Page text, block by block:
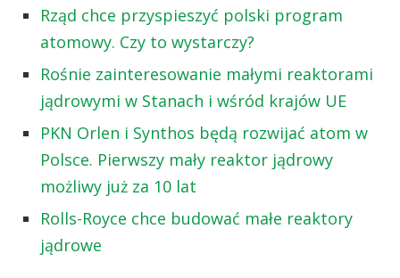
Rząd chce przyspieszyć polski program
atomowy. Czy to wystarczy?
Rośnie zainteresowanie małymi reaktorami
jądrowymi w Stanach i wśród krajów UE
PKN Orlen i Synthos będą rozwijać atom w
Polsce. Pierwszy mały reaktor jądrowy
możliwy już za 10 lat
Rolls-Royce chce budować małe reaktory
jądrowe